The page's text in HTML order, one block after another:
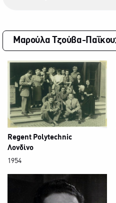
Μαρούλα Τζούβα-Παΐκου
Regent Polytechnic
Λονδίνο
1954